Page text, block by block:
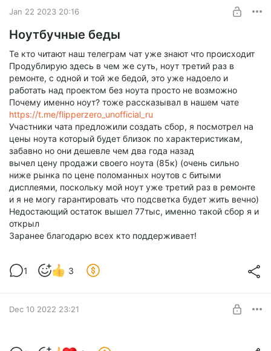
Jan 22 2023 20:16
Ноутбучные беды
Те кто читают наш телеграм чат уже знают что происходит
Продублирую здесь в чем же суть, ноут третий раз в
ремонте, с одной и той же бедой, это уже надоело и
работать над проектом без ноута просто не возможно
Почему именно ноут? тоже рассказывал в нашем чате
https://t.me/flipperzero_unofficial_ru
Участники чата предложили создать сбор, я посмотрел на
цены ноута который будет близок по характеристикам,
забавно но они дешевле чем два года назад
вычел цену продажи своего ноута (85к) (очень сильно
ниже рынка по цене поломанных ноутов с битыми
дисплеями, поскольку мой ноут уже третий раз в ремонте
и я не могу гарантировать что подсветка будет жить вечно)
Недостающий остаток вышел 77тыс, именно такой сбор я и
открыл
Заранее благодарю всех кто поддерживает!
1 3
Dec 10 2022 23:21